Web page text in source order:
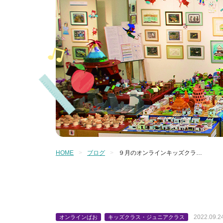
HOME ブログ ９月のオンラインキッズクラ…
オンラインぱお キッズクラス・ジュニアクラス